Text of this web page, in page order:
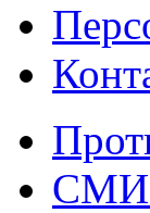
СМИ